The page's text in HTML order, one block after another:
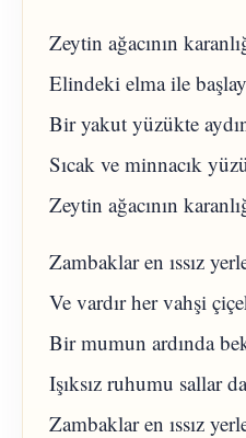
Zeytin ağacının
Elindeki elma ile
Bir yakut yüzükte
Sıcak ve minnacık
Zeytin ağacının
Zambaklar en ıssız
Ve vardır her vahşi
Bir mumun ardında
Işıksız ruhumu sallar
Zambaklar en ıssız